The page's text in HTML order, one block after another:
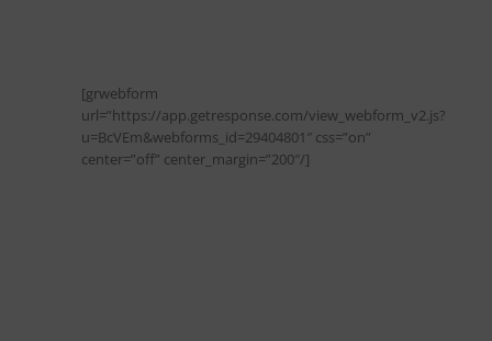
[grwebform
url=”https://app.getresponse.com/view_webform_v2.js?
u=BcVEm&webforms_id=29404801″ css=”on”
center=”off” center_margin=”200″/]